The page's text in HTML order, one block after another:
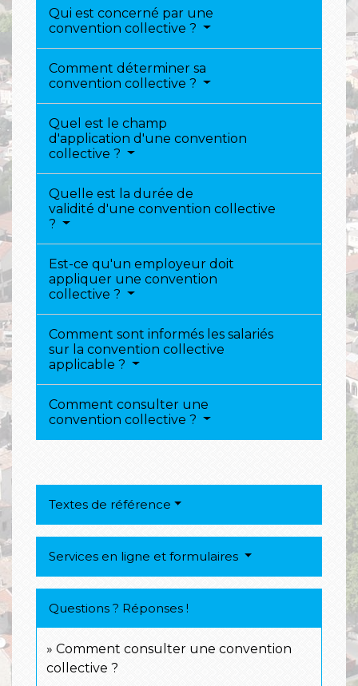
Qui est concerné par une
convention collective ?
Comment déterminer sa
convention collective ?
Quel est le champ
d'application d'une convention
collective ?
Quelle est la durée de
validité d'une convention collective
?
Est-ce qu'un employeur doit
appliquer une convention
collective ?
Comment sont informés les salariés
sur la convention collective
applicable ?
Comment consulter une
convention collective ?
Textes de référence
Services en ligne et formulaires
Questions ? Réponses !
Comment consulter une convention
collective ?